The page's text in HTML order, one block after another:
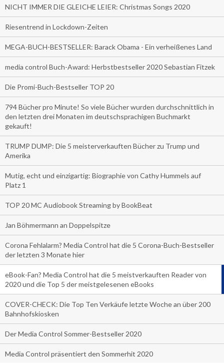
NICHT IMMER DIE GLEICHE LEIER: Christmas Songs 2020
Riesentrend in Lockdown-Zeiten
MEGA-BUCH-BESTSELLER: Barack Obama - Ein verheißenes Land
media control Buch-Award: Herbstbestseller 2020 Sebastian Fitzek
Die Promi-Buch-Bestseller TOP 20
794 Bücher pro Minute! So viele Bücher wurden durchschnittlich in
den letzten drei Monaten im deutschsprachigen Buchmarkt
gekauft!
TRUMP DUMP: Die 5 meisterverkauften Bücher zu Trump und
Amerika
Mutig, echt und einzigartig: Biographie von Cathy Hummels auf
Platz 1
TOP 20 MC Audiobook Streaming by BookBeat
Jan Böhmermann an Doppelspitze
Corona Fehlalarm? Media Control hat die 5 Corona-Buch-Bestseller
der letzten 3 Monate hier
eBook-Fan? Media Control hat die 5 meistverkauften Reader von
2020 und die Top 5 der meistgelesenen eBooks
COVER-CHECK: Die Top Ten Verkäufe letzte Woche an über 200
Bahnhofskiosken
Der Media Control Sommer-Bestseller 2020
Media Control präsentiert den Sommerhit 2020